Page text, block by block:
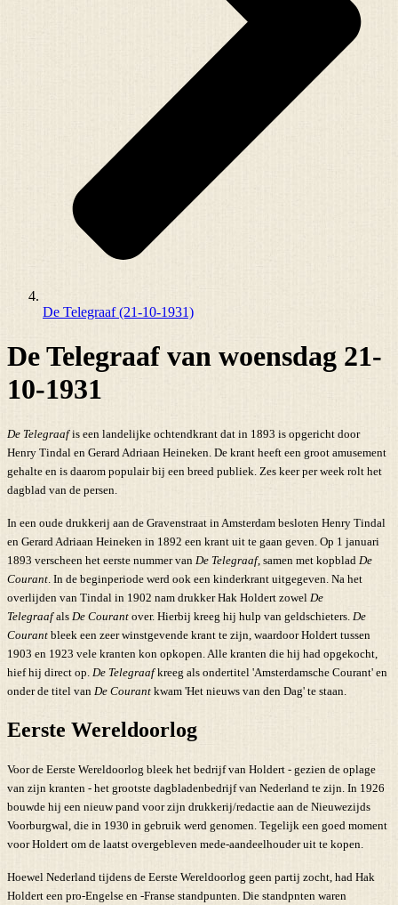
De Telegraaf (21-10-1931)
De Telegraaf van woensdag 21-
10-1931
De Telegraafis een landelijke ochtendkrant dat in 1893 is opgericht door
Henry Tindal en Gerard Adriaan Heineken. De krant heeft een groot amusement
gehalte en is daarom populair bij een breed publiek. Zes keer per week rolt het
dagblad van de persen.
In een oude drukkerij aan de Gravenstraat in Amsterdam besloten Henry Tindal
en Gerard Adriaan Heineken in 1892 een krant uit te gaan geven. Op 1 januari
1893 verscheen het eerste nummer van De Telegraaf, samen met kopblad De
Courant . In de beginperiode werd ook een kinderkrant uitgegeven. Na het
overlijden van Tindal in 1902 nam drukker Hak Holdert zowel De
Telegraafals De Courant over. Hierbij kreeg hij hulp van geldschieters. De
Courant bleek een zeer winstgevende krant te zijn, waardoor Holdert tussen
1903 en 1923 vele kranten kon opkopen. Alle kranten die hij had opgekocht,
hief hij direct op. De Telegraafkreeg als ondertitel 'Amsterdamsche Courant' en
onder de titel van De Courant kwam 'Het nieuws van den Dag' te staan.
Eerste Wereldoorlog
Voor de Eerste Wereldoorlog bleek het bedrijf van Holdert - gezien de oplage
van zijn kranten - het grootste dagbladenbedrijf van Nederland te zijn. In 1926
bouwde hij een nieuw pand voor zijn drukkerij/redactie aan de Nieuwezijds
Voorburgwal, die in 1930 in gebruik werd genomen. Tegelijk een goed moment
voor Holdert om de laatst overgebleven mede-aandeelhouder uit te kopen.
Hoewel Nederland tijdens de Eerste Wereldoorlog geen partij zocht, had Hak
Holdert een pro-Engelse en -Franse standpunten. Die standpnten waren